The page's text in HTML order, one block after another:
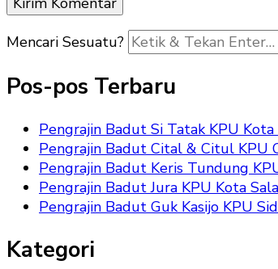
Mencari Sesuatu?
Pos-pos Terbaru
Pengrajin Badut Si Tatak KPU
Pengrajin Badut Cital & Citul KPU
Pengrajin Badut Keris Tundung
Pengrajin Badut Jura KPU Kota
Pengrajin Badut Guk Kasijo KPU
Kategori